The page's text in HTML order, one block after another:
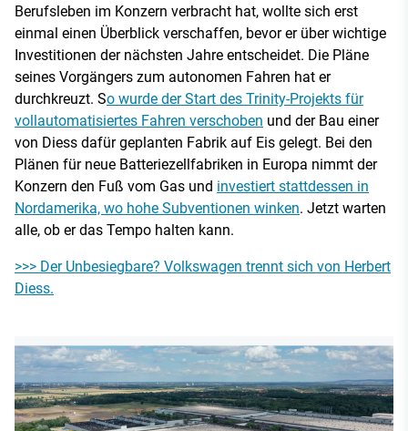
Berufsleben im Konzern verbracht hat, wollte sich erst
einmal einen Überblick verschaffen, bevor er über wichtige
Investitionen der nächsten Jahre entscheidet. Die Pläne
seines Vorgängers zum autonomen Fahren hat er
durchkreuzt. So wurde der Start des Trinity-Projekts für
vollautomatisiertes Fahren verschoben und der Bau einer
von Diess dafür geplanten Fabrik auf Eis gelegt. Bei den
Plänen für neue Batteriezellfabriken in Europa nimmt der
Konzern den Fuß vom Gas und investiert stattdessen in
Nordamerika, wo hohe Subventionen winken. Jetzt warten
alle, ob er das Tempo halten kann.
>>> Der Unbesiegbare? Volkswagen trennt sich von Herbert
Diess.